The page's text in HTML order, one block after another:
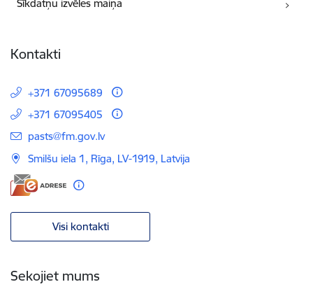
Sīkdatņu izvēles maiņa
Kontakti
+371 67095689
+371 67095405
E-pasts:
pasts@fm.gov.lv
Smilšu iela 1, Rīga, LV-1919, Latvija
Visi kontakti
Sekojiet mums